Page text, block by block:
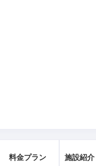
料金プラン 施設紹